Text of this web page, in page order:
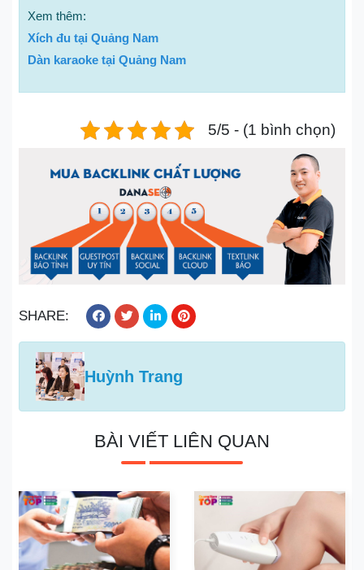
Xem thêm:
Xích đu tại Quảng Nam
Dàn karaoke tại Quảng Nam
5/5 - (1 bình chọn)
SHARE:
Huỳnh Trang
BÀI VIẾT LIÊN QUAN